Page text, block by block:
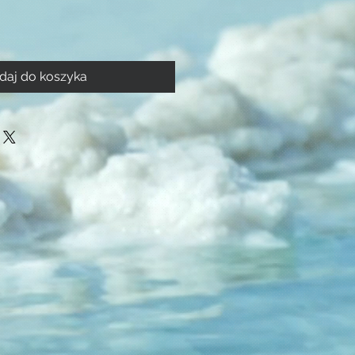
do koszyka